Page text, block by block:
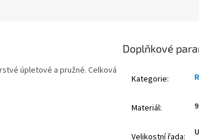
úpletové a pružné. Celková
Doplňkové
Kategorie:
Materiál:
Velikostní řada: